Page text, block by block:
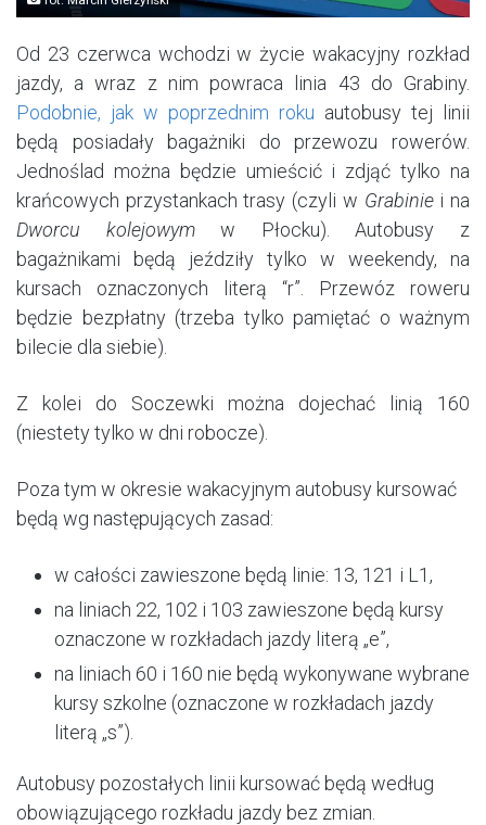
Od 23 czerwca wchodzi w życie wakacyjny rozkład
jazdy, a wraz z nim powraca linia 43 do Grabiny.
Podobnie, jak w poprzednim roku autobusy tej linii
będą posiadały bagażniki do przewozu rowerów.
Jednoślad można będzie umieścić i zdjąć tylko na
krańcowych przystankach trasy (czyli w Grabiniei na
Dworcu kolejowymw Płocku). Autobusy z
bagażnikami będą jeździły tylko w weekendy, na
kursach oznaczonych literą “r”. Przewóz roweru
będzie bezpłatny (trzeba tylko pamiętać o ważnym
bilecie dla siebie).
Z kolei do Soczewki można dojechać linią 160
(niestety tylko w dni robocze).
Poza tym w okresie wakacyjnym autobusy kursować
będą wg następujących zasad:
w całości zawieszone będą linie: 13, 121 i L1,
na liniach 22, 102 i 103 zawieszone będą kursy
oznaczone w rozkładach jazdy literą „e”,
na liniach 60 i 160 nie będą wykonywane wybrane
kursy szkolne (oznaczone w rozkładach jazdy
literą „s”).
Autobusy pozostałych linii kursować będą według
obowiązującego rozkładu jazdy bez zmian.